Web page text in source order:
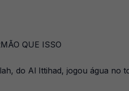
QUE ISSO
do Al Ittihad, jogou água no